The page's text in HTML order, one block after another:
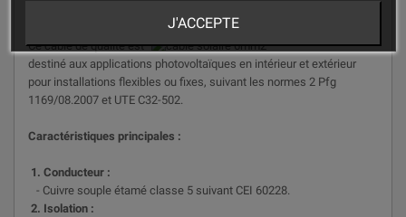
Ce câble de qualité est
destiné aux applications photovoltaïques en intérieur et extérieur
pour installations flexibles ou fixes, suivant les normes 2 Pfg
1169/08.2007 et UTE C32-502.
Caractéristiques principales :
1. Conducteur :
- Cuivre souple étamé classe 5 suivant CEI 60228.
2. Isolation :
J'ACCEPTE